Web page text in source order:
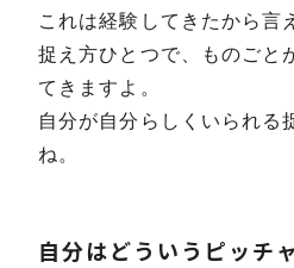
これは経験してきたから言
捉え方ひとつで、ものごと
てきますよ。
自分が自分らしくいられる
ね。
自分はどういうピッチ